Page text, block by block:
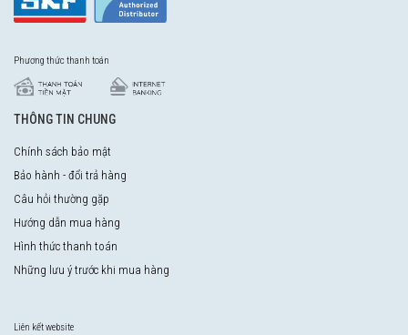
Phương thức thanh toán
THÔNG TIN CHUNG
Chính sách bảo mật
Bảo hành - đổi trả hàng
Câu hỏi thường gặp
Hướng dẫn mua hàng
Hình thức thanh toán
Những lưu ý trước khi mua hàng
Liên kết website